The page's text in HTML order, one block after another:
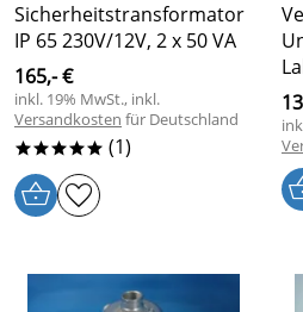
Sicherheitstransformator
IP 65 230V/12V, 2 x 50 VA
165,- €
inkl. 19% MwSt., inkl.
Versandkosten für Deutschland
***** (1)